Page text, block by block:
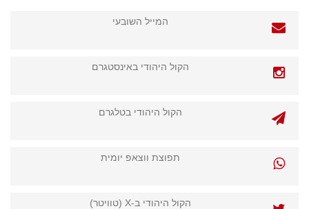
המייל השובעי
הקול היהודי באינסטגרם
הקול היהודי בטלגרם
תפוצת ווצאפ יומית
הקול היהודי ב-X (טוויטר)